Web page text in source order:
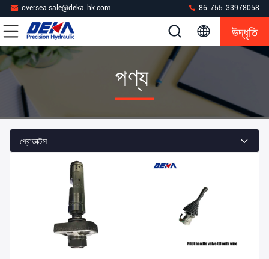
oversea.sale@deka-hk.com 86-755-33978058
উদ্ধৃতি
পণ্য
প্রোডাক্টস